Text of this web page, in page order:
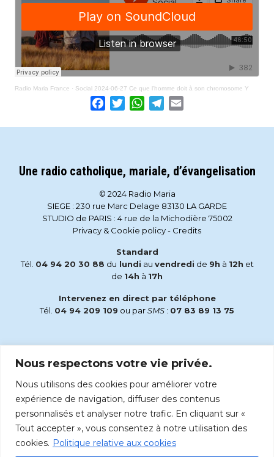
Nous respectons votre vie privée.
Nous utilisons des cookies pour améliorer votre
expérience de navigation, diffuser des contenus
personnalisés et analyser notre trafic. En cliquant sur «
Tout accepter », vous consentez à notre utilisation des
cookies. Politique relative aux cookies
Radio Maria France · Social 2024-06-27 Ce que l'homme doit à son chromosome Y
Facebook
TwitterWhatsApp
Telegram
Une radio catholique, mariale, d’évangelisation
© 2024 Radio Maria
SIEGE : 230 rue Marc Delage 83130 LA GARDE
STUDIO de PARIS : 4 rue de la Michodière 75002
Privacy & Cookie policy- Credits
Standard
Tél. 04 94 20 30 88 du lundi au vendredi de 9h à 12h et
de 14h à 17h
Intervenez en direct par téléphone
Tél. 04 94 209 109 ou parSMS : 07 83 89 13 75
accueil@radiomaria.fr
Écoutez Radio Maria sur :